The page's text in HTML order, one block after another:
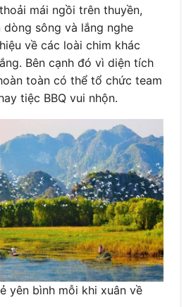
mái ngồi trên thuyền,
sông và lắng nghe
về các loài chim khác
Bên cạnh đó vì diện tích
toàn có thể tổ chức team
tiệc BBQ vui nhộn.
yên bình mỗi khi xuân về